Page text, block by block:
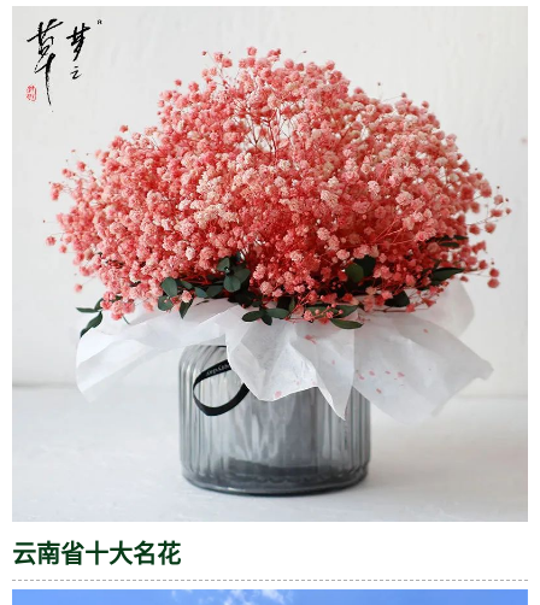
云南省十大名花